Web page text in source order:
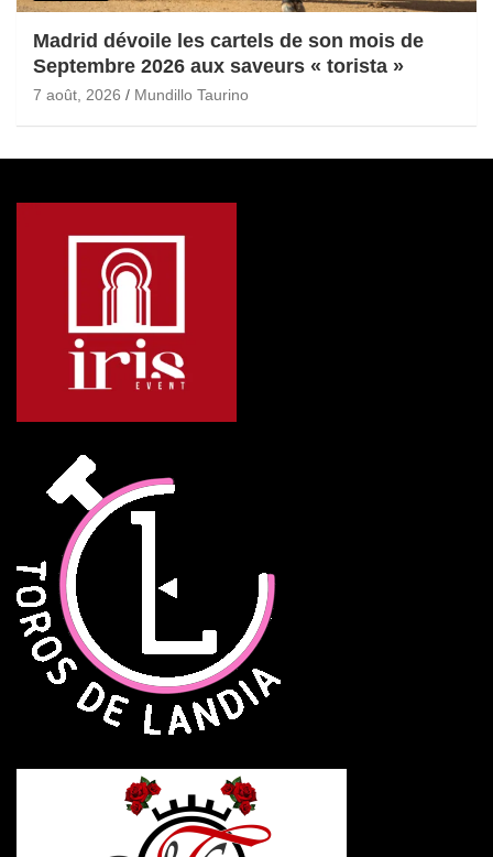
Madrid dévoile les cartels de son mois de
Septembre 2026 aux saveurs « torista »
7 août, 2026 Mundillo Taurino